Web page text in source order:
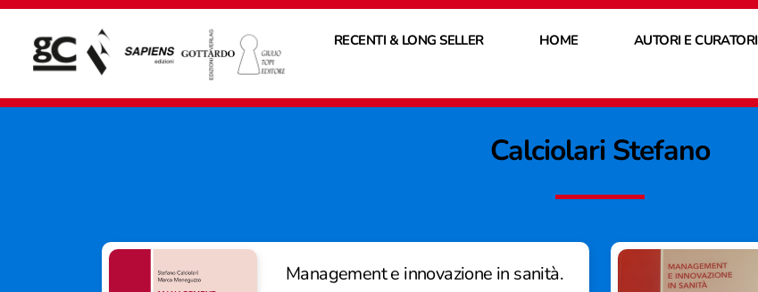
RECENTI & LONG SELLER HOME AUTORI E CURATORI
Calciolari Stefano
Management e innovazione in sanità.